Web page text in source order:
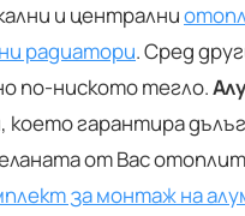
и централни
радиатори. Сред
по-ниското тегло.
гарантира дълъг
от Вас
за монтаж на